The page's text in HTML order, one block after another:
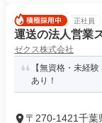
正社員
運送の法人営業
ゼクス株式会社
【無資格・未経
あり！
〒270-1421千葉